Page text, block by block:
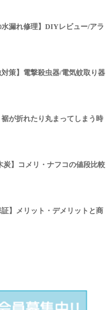
水漏れ修理】DIYレビュー/アラ
対策】電撃殺虫器/電気蚊取り器
裾が折れたり丸まってしまう時
炭】コメリ・ナフコの値段比較
証】メリット・デメリットと商